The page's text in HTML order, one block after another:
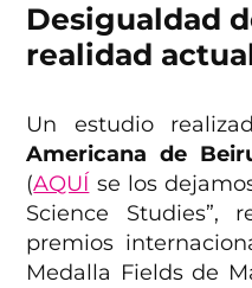
Desigualdad
realidad
Un estudio
Americana de
(AQUÍ se los
Science Studies”,
premios
Medalla Fields de